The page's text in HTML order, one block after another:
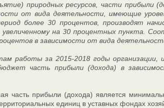
природных ресурсов, части прибыли
от вида деятельности, имеющие
более 30 процентов, производят
на 30 процентных пункта.
в зависимости от вида
работы за 2015-2018 годы
часть прибыли (дохода) в
часть прибыли (дохода) является
единиц в уставных фондах